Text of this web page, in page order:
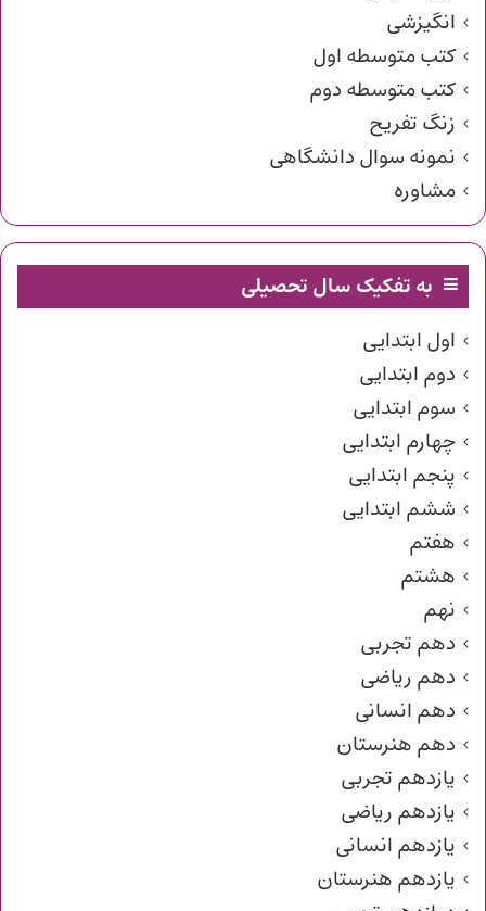
انگیزشی
کتب متوسطه اول
کتب متوسطه دوم
زنگ تفریح
نمونه سوال دانشگاهی
مشاوره
به تفکیک سال تحصیلی
اول ابتدایی
دوم ابتدایی
سوم ابتدایی
چهارم ابتدایی
پنجم ابتدایی
ششم ابتدایی
هفتم
هشتم
نهم
دهم تجربی
دهم ریاضی
دهم انسانی
دهم هنرستان
یازدهم تجربی
یازدهم ریاضی
یازدهم انسانی
یازدهم هنرستان